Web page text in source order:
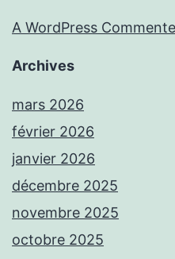
A WordPress
Archives
mars 2026
février 2026
janvier 2026
décembre 2025
novembre 2025
octobre 2025